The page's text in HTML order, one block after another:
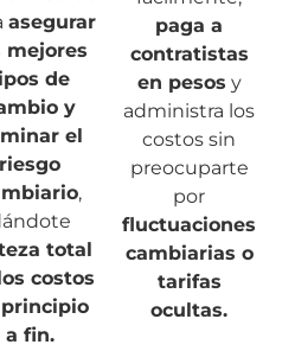
asegurar
mejores
de
y
el
riesgo
,
total
costos
a fin.
paga a
contratistas
en pesos y
administra los
costos sin
preocuparte
por
fluctuaciones
cambiarias o
tarifas
ocultas.